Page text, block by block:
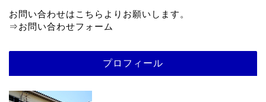
お問い合わせはこちらよりお願いします。
⇒お問い合わせフォーム
プロフィール